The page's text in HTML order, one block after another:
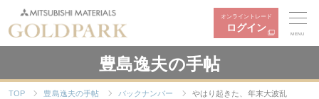
オンライントレード
ログイン
MENU
豊島逸夫の手帖
TOP 豊島逸夫の手帖 バックナンバー やはり起きた、年末大波乱